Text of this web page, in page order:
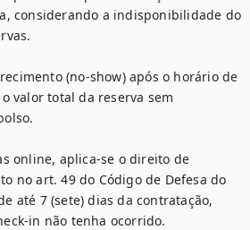
considerando a indisponibilidade do
(no-show) após o horário de
valor total da reserva sem
online, aplica-se o direito de
no art. 49 do Código de Defesa do
até 7 (sete) dias da contratação,
in não tenha ocorrido.